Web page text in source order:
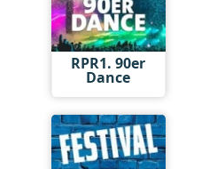
RPR1. 90er
Dance